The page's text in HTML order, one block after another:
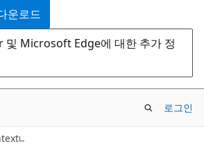
운로드
Microsoft Edge에 대한 추가 정
로그인